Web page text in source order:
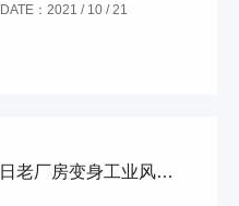
DATE：2021 / 10 / 21
骄阳商业互动空间 | 昔日老厂房变身工业风打卡地